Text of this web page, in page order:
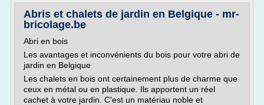
Abris et chalets de jardin en Belgique - mr-
bricolage.be
Abri en bois
Les avantages et inconvénients du bois pour votre abri de
jardin en Belgique
Les chalets en bois ont certainement plus de charme que
ceux en métal ou en plastique. Ils apportent un réel
cachet à votre jardin. C'est un matériau noble et